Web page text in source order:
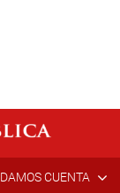
DAMOS CUENTA